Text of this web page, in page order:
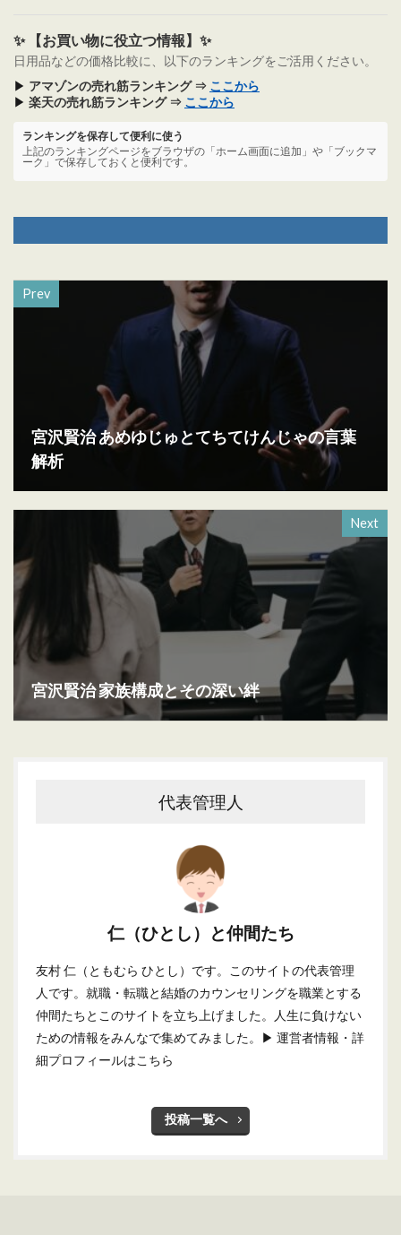
✨ 【お買い物に役立つ情報】✨
日用品などの価格比較に、以下のランキングをご活用ください。
▶ アマゾンの売れ筋ランキング ⇒ ここから
▶ 楽天の売れ筋ランキング ⇒ ここから
ランキングを保存して便利に使う
上記のランキングページをブラウザの「ホーム画面に追加」や「ブックマ
ーク」で保存しておくと便利です。
Prev
宮沢賢治 あめゆじゅとてちてけんじゃの言葉
解析
Next
宮沢賢治 家族構成とその深い絆
代表管理人
仁（ひとし）と仲間たち
友村 仁（ともむら ひとし）です。このサイトの代表管理
人です。就職・転職と結婚のカウンセリングを職業とする
仲間たちとこのサイトを立ち上げました。人生に負けない
ための情報をみんなで集めてみました。
▶ 運営者情報・詳
細プロフィールはこちら
投稿一覧へ